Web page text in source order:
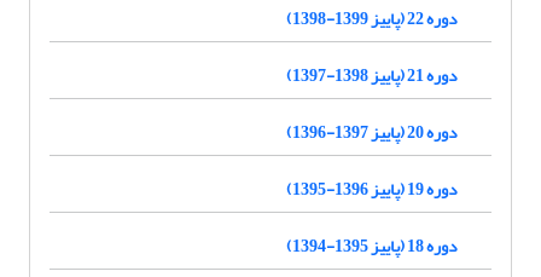
دوره 22 (پاییز 1399-1398)
دوره 21 (پاییز 1398-1397)
دوره 20 (پاییز 1397-1396)
دوره 19 (پاییز 1396-1395)
دوره 18 (پاییز 1395-1394)